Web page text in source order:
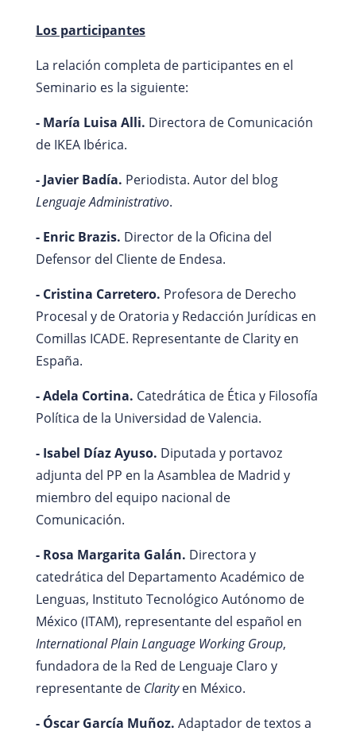
Los participantes
La relación completa de participantes en el
Seminario es la siguiente:
- María Luisa Alli. Directora de Comunicación
de IKEA Ibérica.
- Javier Badía. Periodista. Autor del blog
Lenguaje Administrativo.
- Enric Brazis. Director de la Oficina del
Defensor del Cliente de Endesa.
- Cristina Carretero. Profesora de Derecho
Procesal y de Oratoria y Redacción Jurídicas en
Comillas ICADE. Representante de Clarity en
España.
- Adela Cortina. Catedrática de Ética y Filosofía
Política de la Universidad de Valencia.
- Isabel Díaz Ayuso. Diputada y portavoz
adjunta del PP en la Asamblea de Madrid y
miembro del equipo nacional de
Comunicación.
- Rosa Margarita Galán. Directora y
catedrática del Departamento Académico de
Lenguas, Instituto Tecnológico Autónomo de
México (ITAM), representante del español en
International Plain Language Working Group,
fundadora de la Red de Lenguaje Claro y
representante de Clarityen México.
- Óscar García Muñoz. Adaptador de textos a